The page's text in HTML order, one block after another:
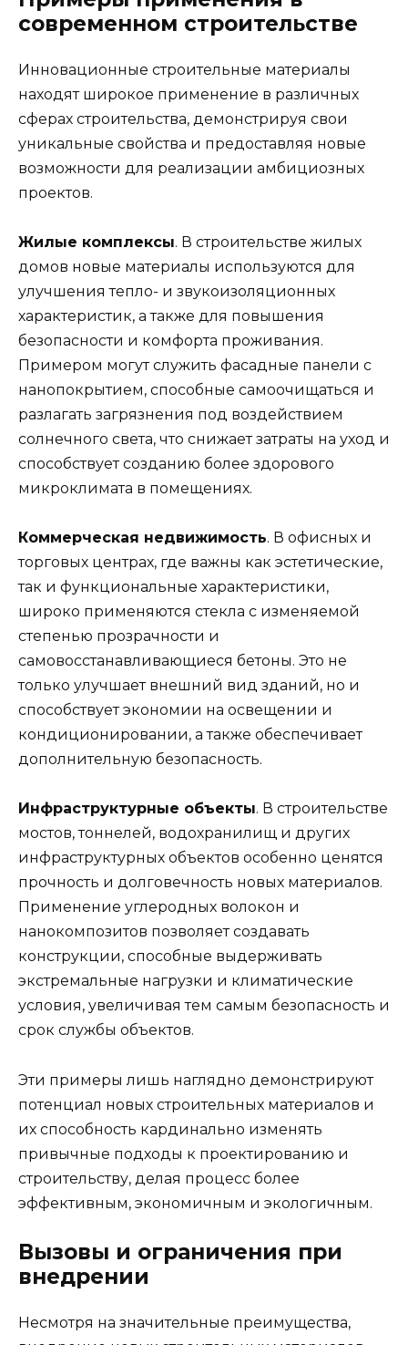
современном строительстве
Инновационные строительные материалы
находят широкое применение в различных
сферах строительства, демонстрируя свои
уникальные свойства и предоставляя новые
возможности для реализации амбициозных
проектов.
Жилые комплексы. В строительстве жилых
домов новые материалы используются для
улучшения тепло- и звукоизоляционных
характеристик, а также для повышения
безопасности и комфорта проживания.
Примером могут служить фасадные панели с
нанопокрытием, способные самоочищаться и
разлагать загрязнения под воздействием
солнечного света, что снижает затраты на уход и
способствует созданию более здорового
микроклимата в помещениях.
Коммерческая недвижимость. В офисных и
торговых центрах, где важны как эстетические,
так и функциональные характеристики,
широко применяются стекла с изменяемой
степенью прозрачности и
самовосстанавливающиеся бетоны. Это не
только улучшает внешний вид зданий, но и
способствует экономии на освещении и
кондиционировании, а также обеспечивает
дополнительную безопасность.
Инфраструктурные объекты. В строительстве
мостов, тоннелей, водохранилищ и других
инфраструктурных объектов особенно ценятся
прочность и долговечность новых материалов.
Применение углеродных волокон и
нанокомпозитов позволяет создавать
конструкции, способные выдерживать
экстремальные нагрузки и климатические
условия, увеличивая тем самым безопасность и
срок службы объектов.
Эти примеры лишь наглядно демонстрируют
потенциал новых строительных материалов и
их способность кардинально изменять
привычные подходы к проектированию и
строительству, делая процесс более
эффективным, экономичным и экологичным.
Вызовы и ограничения при
внедрении
Несмотря на значительные преимущества,